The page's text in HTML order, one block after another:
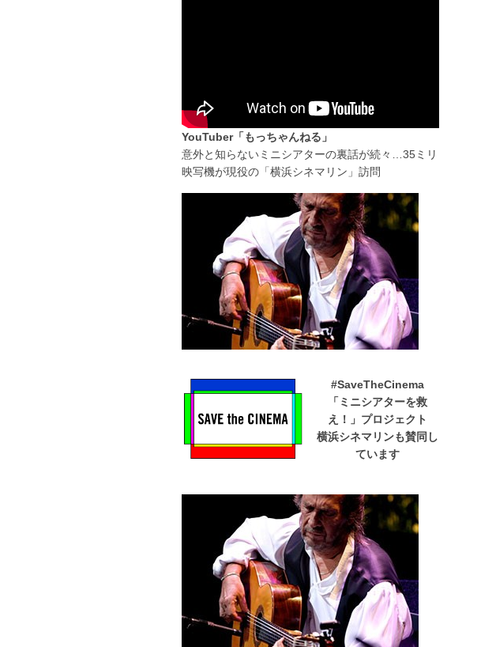
YouTuber「もっちゃんねる」
意外と知らないミニシアターの裏話が続々…35ミリ
映写機が現役の「横浜シネマリン」訪問
#SaveTheCinema
「ミニシアターを救
え！」プロジェクト
横浜シネマリンも賛同し
ています